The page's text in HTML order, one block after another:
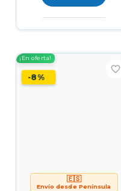
¡En oferta!
-8%
🇪🇸
Envío desde Península
favorite_border